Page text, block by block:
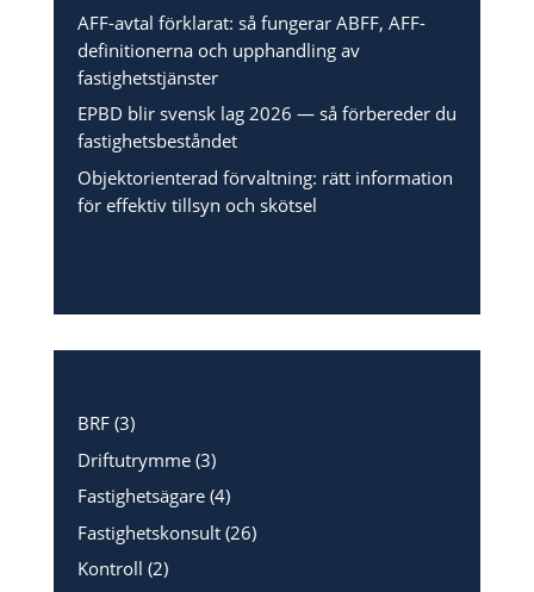
AFF-avtal förklarat: så fungerar ABFF, AFF-
definitionerna och upphandling av
fastighetstjänster
EPBD blir svensk lag 2026 — så förbereder du
fastighetsbeståndet
Objektorienterad förvaltning: rätt information
för effektiv tillsyn och skötsel
BRF(3)
Driftutrymme(3)
Fastighetsägare(4)
Fastighetskonsult(26)
Kontroll (2)